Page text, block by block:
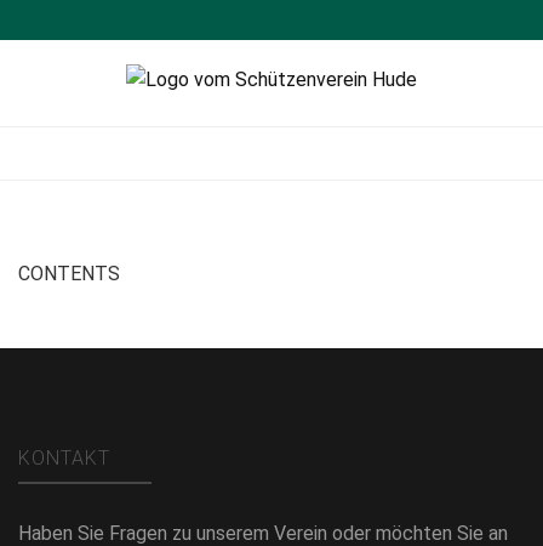
CONTENTS
KONTAKT
Haben Sie Fragen zu unserem Verein oder möchten Sie an